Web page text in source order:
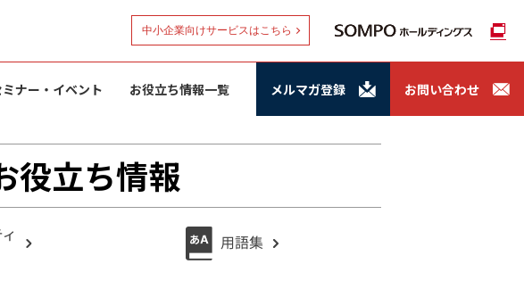
中小企業向けサービスはこちら
ナー・イベント お役立ち情報一覧 メルマガ登録 お問い合わせ
役立ち情報